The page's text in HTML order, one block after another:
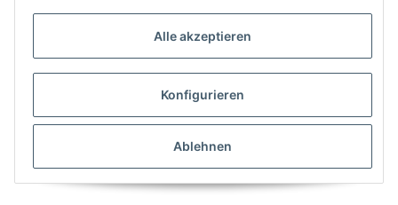
* Alle Preise inkl. gesetzlicher USt., zzgl.
Besucherzähler: 5843432
UmsetzungVlarom E-Commerce Agentur| Powered byJTL-Shop|
CLEARIX JTL-Shop Template
Alle akzeptieren
Konfigurieren
Ablehnen